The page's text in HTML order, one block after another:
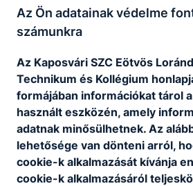
Megosztás
KAPCSOLÓDÓ HÍREK
Az Ön adatainak védelme
számunkra
Az Kaposvári SZC Eötvös
Technikum és Kollégium
formájában információkat tárol
használt eszközén, amely
adatnak minősülhetnek. Az
lehetősége van dönteni arról,
cookie-k alkalmazását kívánja
cookie-k alkalmazásáról